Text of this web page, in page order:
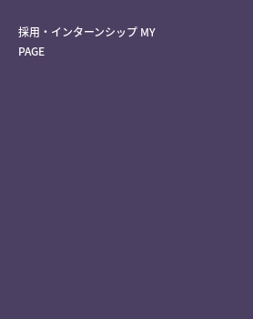
採用・インターンシップ MY
PAGE